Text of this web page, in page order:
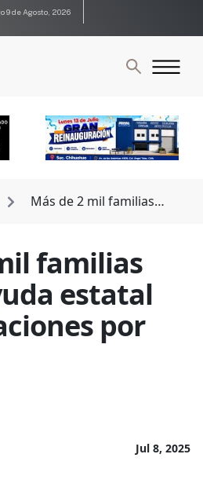
9 de Agosto, 2026

Más de 2 mil familias
familias
estatal
por
Jul 8, 2025